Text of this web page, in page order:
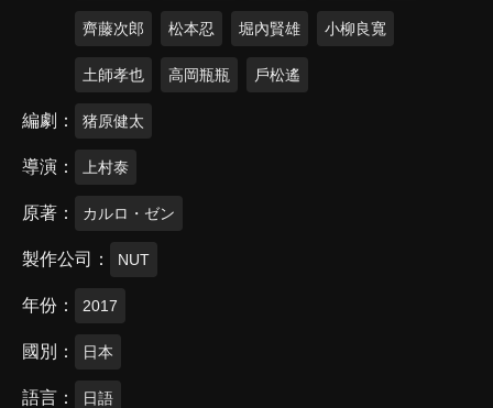
齊藤次郎 松本忍 堀內賢雄 小柳良寬
土師孝也 高岡瓶瓶 戶松遙
編劇 猪原健太
導演 上村泰
原著 カルロ・ゼン
製作公司 NUT
年份 2017
國別 日本
語言 日語